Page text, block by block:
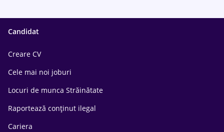
Candidat
Creare CV
Cele mai noi joburi
Locuri de munca Străinătate
Raportează conținut ilegal
Cariera